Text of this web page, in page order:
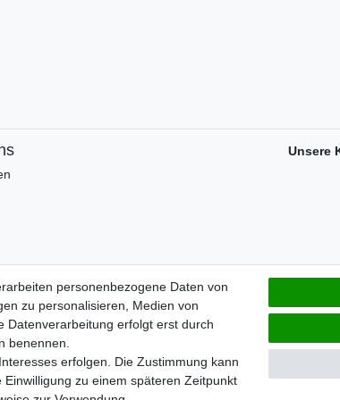
Unsere
AGB Widerrufs­recht Vertrag widerrufen
personenbezogene Daten von
zu personalisieren, Medien von
Datenverarbeitung erfolgt erst durch
benennen.
erfolgen. Die Zustimmung kann
zu einem späteren Zeitpunkt